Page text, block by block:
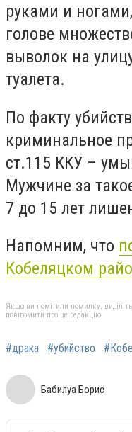
руками и
голове
выволок на
туалета.
По факту
криминальное
ст.115 ККУ –
Мужчине за
7 до 15 лет
Напомним, что
Кобеляцком
Якщо ви помітили помилку,
повідомити про це редакцію
#драка #убийство
Бабилуа Борис